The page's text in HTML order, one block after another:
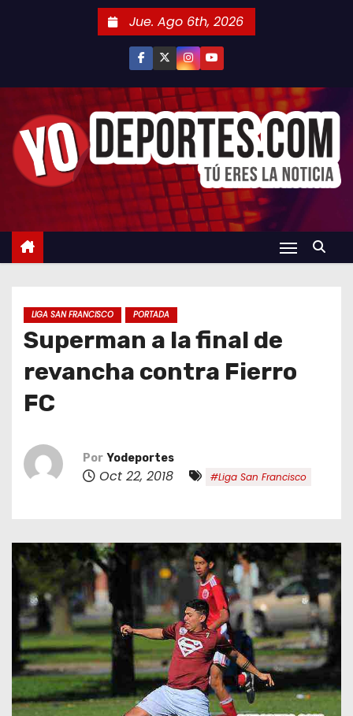
n
Jue. Ago 6th, 2026
LIGA SAN FRANCISCO PORTADA
Superman a la final de
revancha contra Fierro
FC
Por Yodeportes
Oct 22, 2018 #Liga San Francisco